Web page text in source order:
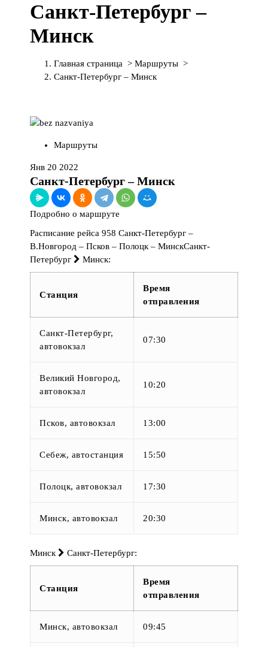
Санкт-Петербург –
Минск
Главная страница > Маршруты >
Санкт-Петербург – Минск
Маршруты
Янв 20 2022
Санкт-Петербург – Минск
Подробно о маршруте
Расписание рейса 958 Санкт-Петербург –
В.Новгород – Псков – Полоцк – МинскСанкт-
Петербург
Минск:
Станция
Время
отправления
Санкт-Петербург,
автовокзал
07:30
Великий Новгород,
автовокзал
10:20
Псков, автовокзал 13:00
Себеж, автостанция 15:50
Полоцк, автовокзал 17:30
Минск, автовокзал 20:30
Минск Санкт-Петербург:
Станция
Время
отправления
Минск, автовокзал 09:45